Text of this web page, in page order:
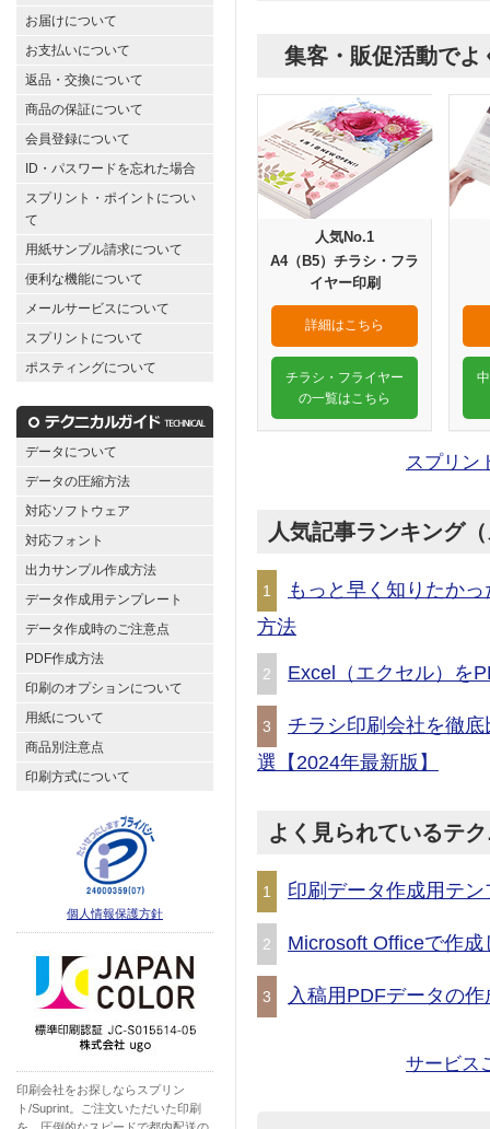
お届けについて
お支払いについて
返品・交換について
商品の保証について
会員登録について
ID・パスワードを忘れた場合
スプリント・ポイントについ
て
用紙サンプル請求について
便利な機能について
メールサービスについて
スプリントについて
ポスティングについて
データについて
データの圧縮方法
対応ソフトウェア
対応フォント
出力サンプル作成方法
データ作成用テンプレート
データ作成時のご注意点
PDF作成方法
印刷のオプションについて
用紙について
商品別注意点
印刷方式について
個人情報保護方針
印刷会社をお探しならスプリン
ト/Suprint。ご注文いただいた印刷
集客・販促活動でよ
人気No.1
A4（B5）チラシ・フラ
イヤー印刷
詳細はこちら
チラシ・フライヤー
の一覧はこちら
スプリン
人気記事ランキング
1
もっと早く知りたか
方法
2 Excel（エクセル）を
3
チラシ印刷会社を徹
選【2024年最新版】
よく見られているテ
1 印刷データ作成用テ
2 Microsoft Officeで作
3 入稿用PDFデータの作
サービス